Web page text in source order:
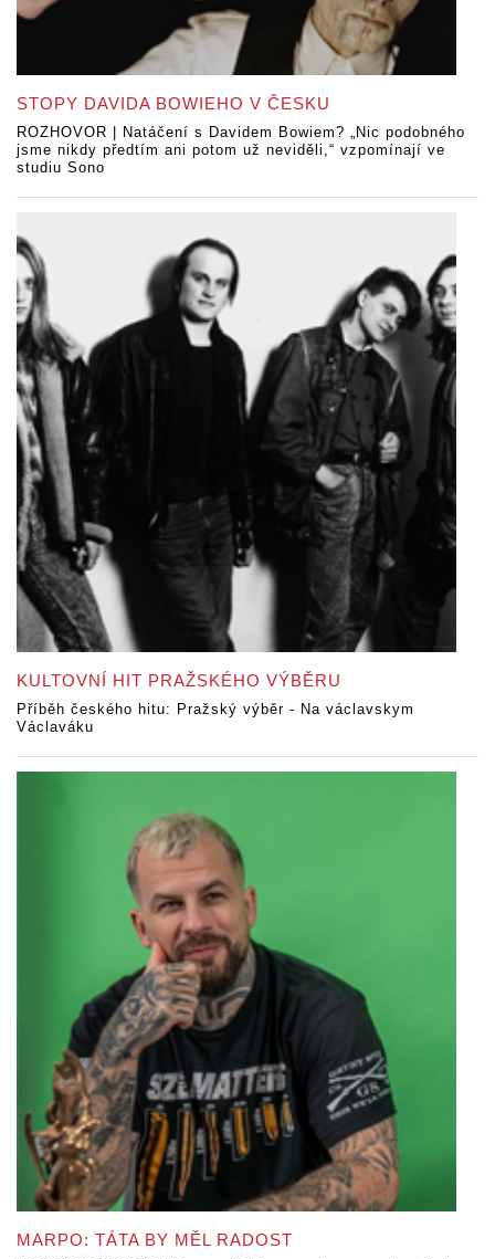
STOPY DAVIDA BOWIEHO V ČESKU
ROZHOVOR | Natáčení s Davidem Bowiem? „Nic podobného
jsme nikdy předtím ani potom už neviděli,“ vzpomínají ve
studiu Sono
KULTOVNÍ HIT PRAŽSKÉHO VÝBĚRU
Příběh českého hitu: Pražský výběr - Na václavskym
Václaváku
MARPO: TÁTA BY MĚL RADOST